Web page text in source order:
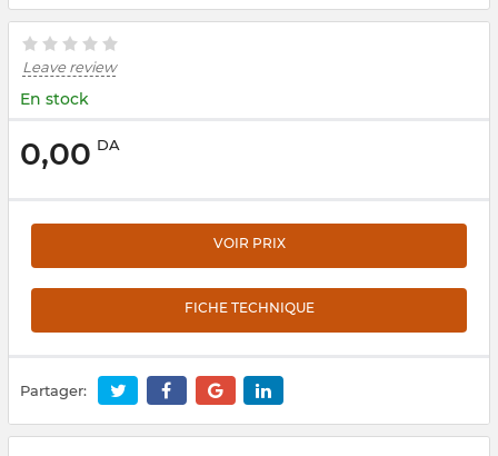
Leave review
En stock
0,00 DA
VOIR PRIX
FICHE TECHNIQUE
Partager: